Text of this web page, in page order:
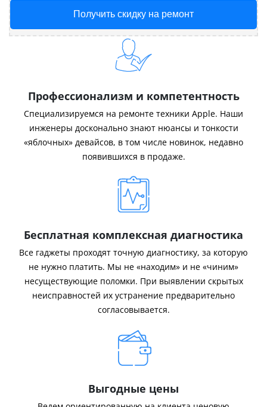
Получить скидку на ремонт
Профессионализм и компетентность
Специализируемся на ремонте техники Apple. Наши
инженеры досконально знают нюансы и тонкости
«яблочных» девайсов, в том числе новинок, недавно
появившихся в продаже.
Бесплатная комплексная диагностика
Все гаджеты проходят точную диагностику, за которую
не нужно платить. Мы не «находим» и не «чиним»
несуществующие поломки. При выявлении скрытых
неисправностей их устранение предварительно
согласовывается.
Выгодные цены